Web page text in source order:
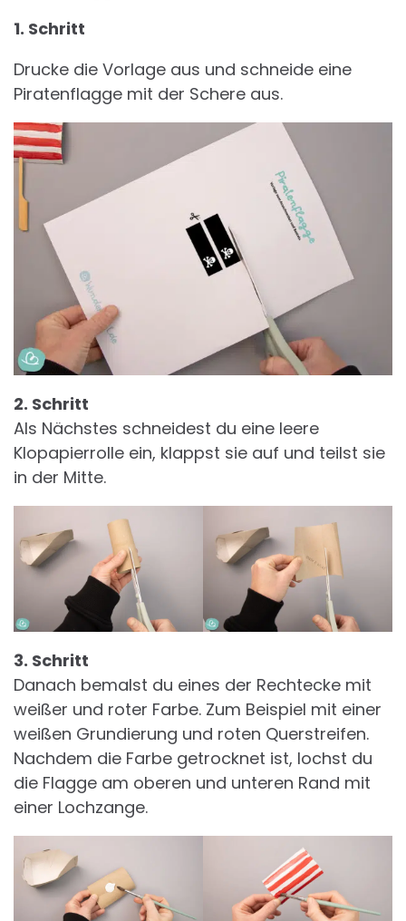
1. Schritt
Drucke die Vorlage aus und schneide eine
Piratenflagge mit der Schere aus.
2. Schritt
Als Nächstes schneidest du eine leere
Klopapierrolle ein, klappst sie auf und teilst sie
in der Mitte.
3. Schritt
Danach bemalst du eines der Rechtecke mit
weißer und roter Farbe. Zum Beispiel mit einer
weißen Grundierung und roten Querstreifen.
Nachdem die Farbe getrocknet ist, lochst du
die Flagge am oberen und unteren Rand mit
einer Lochzange.